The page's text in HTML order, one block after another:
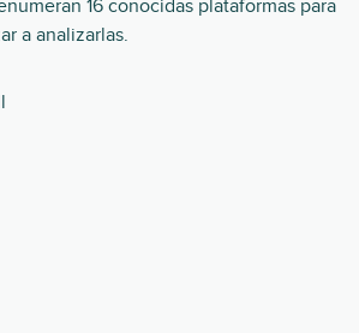
16 conocidas plataformas para
a analizarlas.